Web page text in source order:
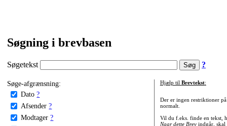
Søgning i brevbasen
Søgetekst ?
Søge-afgrænsning:
Dato ?
Afsender ?
Modtager ?
Hjælp til Brevtekst:
Der er ingen restriktioner
normalt.
Vil du f.eks. finde en tekst,
Naar dette Brevindgår, skal